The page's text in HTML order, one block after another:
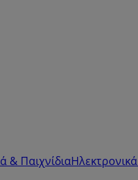
& ΠαιχνίδιαΗλεκτρονικά